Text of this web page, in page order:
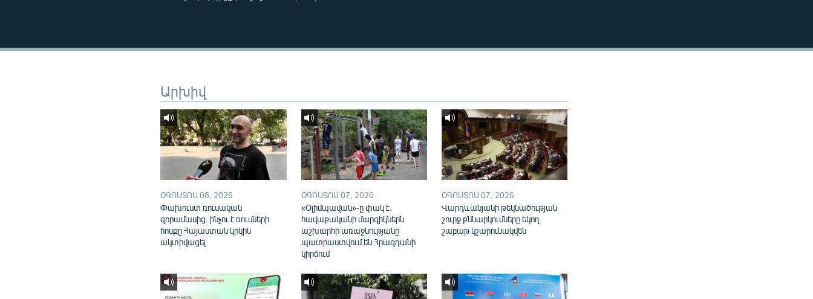
ՍՊՈՐՏ
Արխիվ
ՕԳՈՍՏՈՍ 08, 2026
Փախուստ ռուսական
զորամասից. ինչու է ռուսների
հոսքը Հայաստան կրկին
ակտիվացել
ՕԳՈՍՏՈՍ 07, 2026
«Օլիմպավան»-ը փակ է.
հավաքականի մարզիկներն
աշխարհի առաջնությանը
պատրաստվում են Հրազդանի
կիրճում
ՕԳՈՍՏՈՍ 07, 2026
Վարդևանյանի թեկնածության
շուրջ քննարկումները եկող
շաբաթ կշարունակվեն